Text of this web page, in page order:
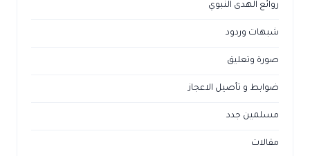
روائع الهدى النبوي
شبهات وردود
صورة وتعليق
ضوابط و تأصيل الاعجاز
مسلمين جدد
مقالات